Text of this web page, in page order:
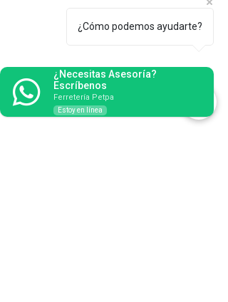
¿Cómo podemos ayudarte?
¿Necesitas Asesoría?
Escríbenos
Ferretería Petpa
Estoy en línea